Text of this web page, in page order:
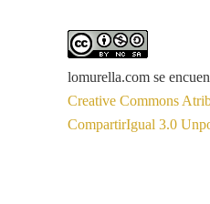
lomurella.com se
Creative Commons
CompartirIgual 3.0